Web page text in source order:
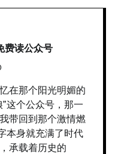
费读公众号
在那个阳光明媚的
这个公众号，那一
带回到那个激情燃
本身就充满了时代
承载着历史的